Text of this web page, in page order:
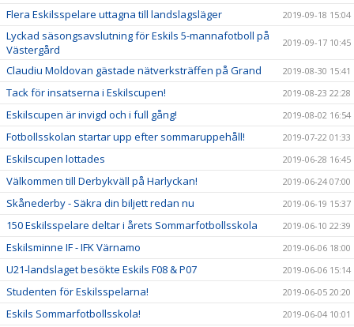
Flera Eskilsspelare uttagna till landslagsläger 2019-09-18 15:04
Lyckad säsongsavslutning för Eskils 5-mannafotboll på
Västergård
2019-09-17 10:45
Claudiu Moldovan gästade nätverksträffen på Grand 2019-08-30 15:41
Tack för insatserna i Eskilscupen! 2019-08-23 22:28
Eskilscupen är invigd och i full gång! 2019-08-02 16:54
Fotbollsskolan startar upp efter sommaruppehåll! 2019-07-22 01:33
Eskilscupen lottades 2019-06-28 16:45
Välkommen till Derbykväll på Harlyckan! 2019-06-24 07:00
Skånederby - Säkra din biljett redan nu 2019-06-19 15:37
150 Eskilsspelare deltar i årets Sommarfotbollsskola 2019-06-10 22:39
Eskilsminne IF - IFK Värnamo 2019-06-06 18:00
U21-landslaget besökte Eskils F08 & P07 2019-06-06 15:14
Studenten för Eskilsspelarna! 2019-06-05 20:20
Eskils Sommarfotbollsskola! 2019-06-04 10:01